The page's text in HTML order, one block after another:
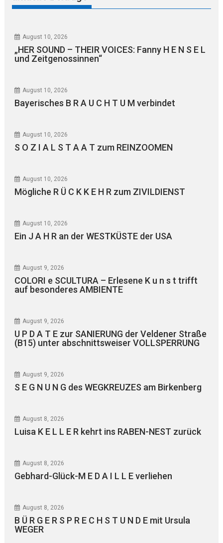
August 10, 2026
„HER SOUND – THEIR VOICES: Fanny H E N S E L
und Zeitgenossinnen“
August 10, 2026
Bayerisches B R A U C H T U M verbindet
August 10, 2026
S O Z I A L S T A A T zum REINZOOMEN
August 10, 2026
Mögliche R Ü C K K E H R zum ZIVILDIENST
August 10, 2026
Ein J A H R an der WESTKÜSTE der USA
August 9, 2026
COLORI e SCULTURA – Erlesene K u n s t trifft
auf besonderes AMBIENTE
August 9, 2026
U P D A T E zur SANIERUNG der Veldener Straße
(B15) unter abschnittsweiser VOLLSPERRUNG
August 9, 2026
S E G N U N G des WEGKREUZES am Birkenberg
August 8, 2026
Luisa K E L L E R kehrt ins RABEN-NEST zurück
August 8, 2026
Gebhard-Glück-M E D A I L L E verliehen
August 8, 2026
B Ü R G E R S P R E C H S T U N D E mit Ursula
WEGER